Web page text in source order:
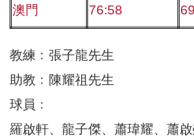
澳門
76:58
教練﹕張子龍先生
助教﹕陳耀祖先生
球員﹕
羅啟軒、龍子傑、蕭瑋耀、蕭